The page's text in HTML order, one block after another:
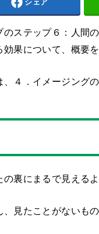
シェア
ステップ６：人間
果について、概要
４．イメージング
裏にまるで見える
見たことがないも